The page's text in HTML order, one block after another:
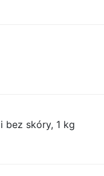
bez skóry, 1 kg